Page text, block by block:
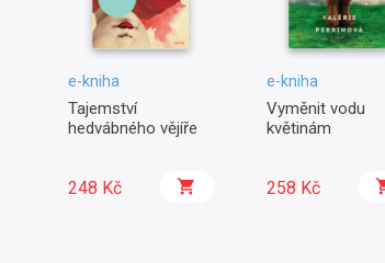
e-kniha
Tajemství
hedvábného vějíře
248 Kč
e-kniha
Vyměnit vodu
květinám
258 Kč